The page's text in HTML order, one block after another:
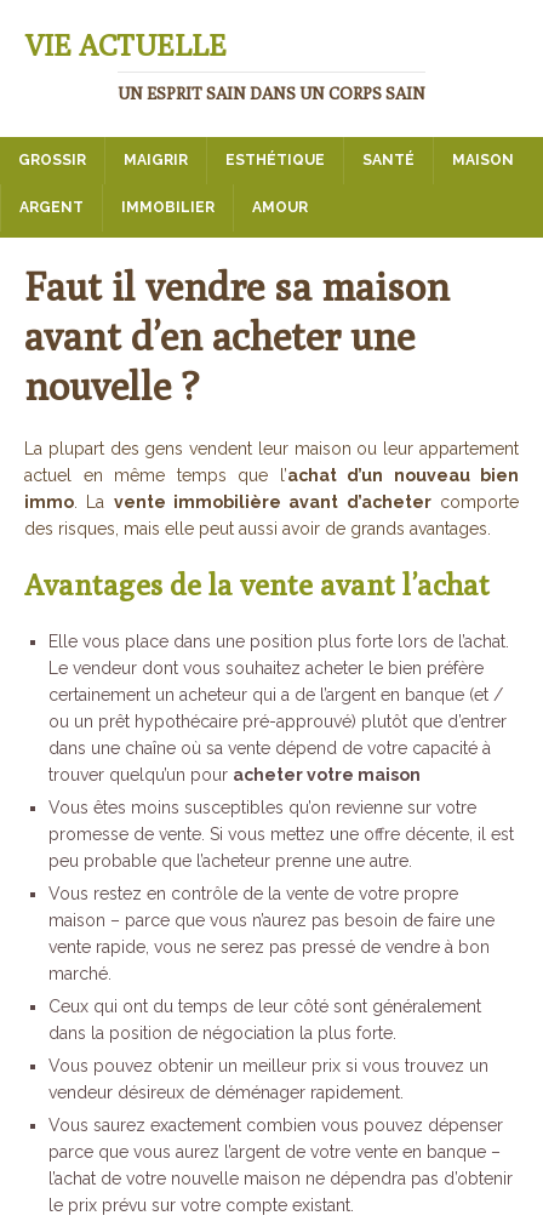
VIE ACTUELLE
UN ESPRIT SAIN DANS UN CORPS SAIN
GROSSIR MAIGRIR ESTHÉTIQUE SANTÉ MAISON
ARGENT IMMOBILIER AMOUR
Faut il vendre sa maison
avant d’en acheter une
nouvelle ?
La plupart des gens vendent leur maison ou leur appartement
actuel en même temps que l’achat d’un nouveau bien
immo . La vente immobilière avant d’achetercomporte
des risques, mais elle peut aussi avoir de grands avantages.
Avantages de la vente avant l’achat
Elle vous place dans une position plus forte lors de l’achat.
Le vendeur dont vous souhaitez acheter le bien préfère
certainement un acheteur qui a de l’argent en banque (et /
ou un prêt hypothécaire pré-approuvé) plutôt que d’entrer
dans une chaîne où sa vente dépend de votre capacité à
trouver quelqu’un pour acheter votre maison
Vous êtes moins susceptibles qu’on revienne sur votre
promesse de vente. Si vous mettez une offre décente, il est
peu probable que l’acheteur prenne une autre.
Vous restez en contrôle de la vente de votre propre
maison – parce que vous n’aurez pas besoin de faire une
vente rapide, vous ne serez pas pressé de vendre à bon
marché.
Ceux qui ont du temps de leur côté sont généralement
dans la position de négociation la plus forte.
Vous pouvez obtenir un meilleur prix si vous trouvez un
vendeur désireux de déménager rapidement.
Vous saurez exactement combien vous pouvez dépenser
parce que vous aurez l’argent de votre vente en banque –
l’achat de votre nouvelle maison ne dépendra pas d’obtenir
le prix prévu sur votre compte existant.